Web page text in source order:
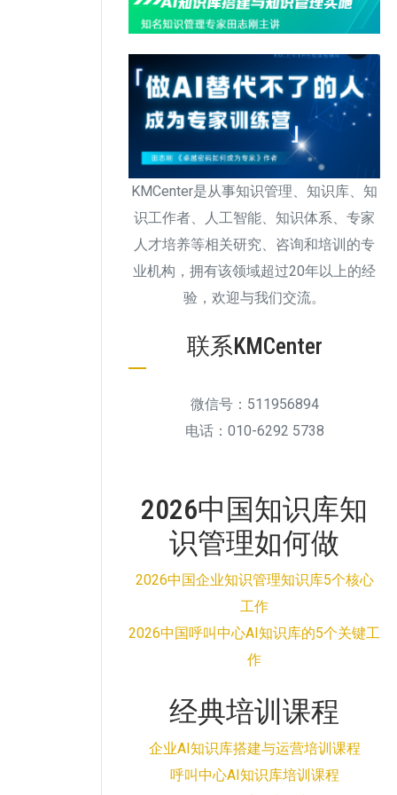
KMCenter是从事知识管理、知识库、知
识工作者、人工智能、知识体系、专家
人才培养等相关研究、咨询和培训的专
业机构，拥有该领域超过20年以上的经
验，欢迎与我们交流。
联系KMCenter
微信号：511956894
电话：010-6292 5738
2026中国知识库知
识管理如何做
2026中国企业知识管理知识库5个核心
工作
2026中国呼叫中心AI知识库的5个关键工
作
经典培训课程
企业AI知识库搭建与运营培训课程
呼叫中心AI知识库培训课程